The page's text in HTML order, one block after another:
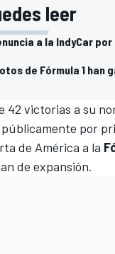
leer
a la IndyCar
de Fórmula 1 han
42 victorias a su
por
de América a la
de expansión.